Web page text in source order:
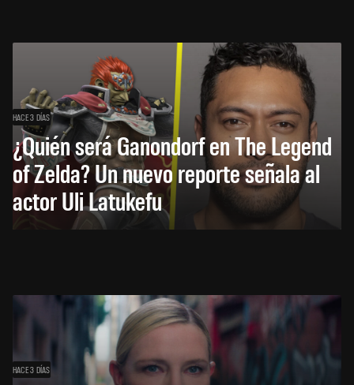
HACE 3 DÍAS
¿Quién será Ganondorf en The Legend
of Zelda? Un nuevo reporte señala al
actor Uli Latukefu
HACE 3 DÍAS